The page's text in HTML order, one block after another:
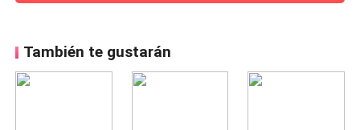
También te gustarán